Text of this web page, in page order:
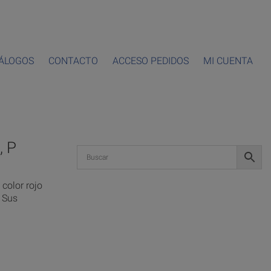
CONTACTO ACCESO PEDIDOS MI CUENTA
P
color rojo